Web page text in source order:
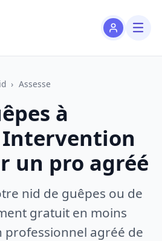
› Assesse
à
Intervention
un pro agréé
nid de guêpes ou de
gratuit en moins
professionnel agréé de